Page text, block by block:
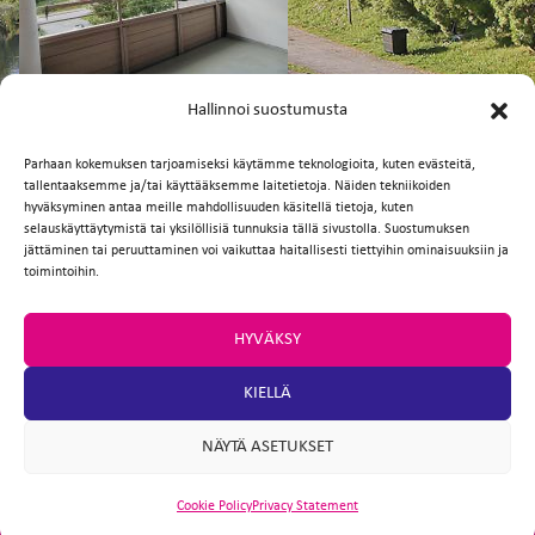
Hallinnoi suostumusta
Parhaan kokemuksen tarjoamiseksi käytämme teknologioita, kuten evästeitä,
tallentaaksemme ja/tai käyttääksemme laitetietoja. Näiden tekniikoiden
hyväksyminen antaa meille mahdollisuuden käsitellä tietoja, kuten
selauskäyttäytymistä tai yksilöllisiä tunnuksia tällä sivustolla. Suostumuksen
jättäminen tai peruuttaminen voi vaikuttaa haitallisesti tiettyihin ominaisuuksiin ja
toimintoihin.
HYVÄKSY
KIELLÄ
NÄYTÄ ASETUKSET
Cookie PolicyPrivacy Statement
Facebook
TwitterEmailWhatsApp